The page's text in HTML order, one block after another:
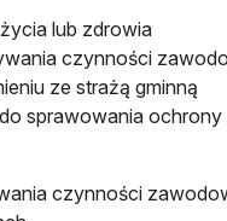
lub zdrowia
czynności
ze strażą gminną
sprawowania ochrony
czynności